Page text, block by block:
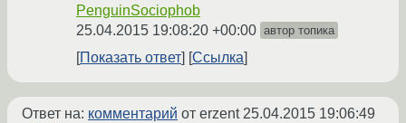
PenguinSociophob
25.04.2015 19:08:20 +00:00 автор топика
Показать ответ Ссылка
Ответ на: комментарий от erzent25.04.2015 19:06:49